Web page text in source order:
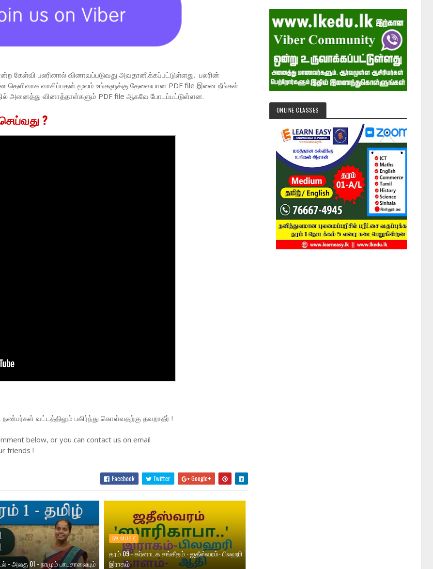
கேள்வி பலரினால் வினாவப்படுவது அவதானிக்கப்பட்டுள்ளது. பலரின்
தெளிவாக வாசிப்பதன் மூலம் உங்களுக்கு தேவையான PDF file இனை நீங்கள்
அனைத்து வினாத்தாள்களும் PDF file ஆகவே போடப்பட்டுள்ளன.
?
வட்டத்திலும் பகிர்ந்து கொள்வதற்கு தவறாதீர் !
below, or you can contact us on email
friends !
Facebook Twitter Google+
- அலகு 01 - நாமும் பாடசாலையும்
G9_MUSIC
தரம் 09 - கர்னாடக சங்கீதம் - ஜதீஸ்வரம்- பிலஹரி
இராகம்
ONLINE CLASSES